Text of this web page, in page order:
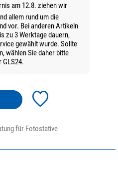
am 12.8. ziehen wir
allem rund um die
vor. Bei anderen Artikeln
zu 3 Werktage dauern,
gewählt wurde. Sollte
wählen Sie daher bitte
GLS24.
für Fotostative